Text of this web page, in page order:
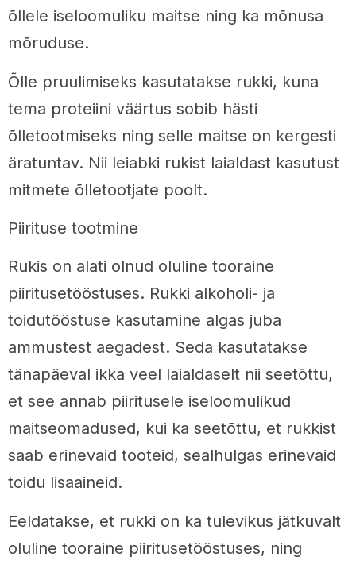
õllele iseloomuliku maitse ning ka mõnusa
mõruduse.
Õlle pruulimiseks kasutatakse rukki, kuna
tema proteiini väärtus sobib hästi
õlletootmiseks ning selle maitse on kergesti
äratuntav. Nii leiabki rukist laialdast kasutust
mitmete õlletootjate poolt.
Piirituse tootmine
Rukis on alati olnud oluline tooraine
piiritusetööstuses. Rukki alkoholi- ja
toidutööstuse kasutamine algas juba
ammustest aegadest. Seda kasutatakse
tänapäeval ikka veel laialdaselt nii seetõttu,
et see annab piiritusele iseloomulikud
maitseomadused, kui ka seetõttu, et rukkist
saab erinevaid tooteid, sealhulgas erinevaid
toidu lisaaineid.
Eeldatakse, et rukki on ka tulevikus jätkuvalt
oluline tooraine piiritusetööstuses, ning